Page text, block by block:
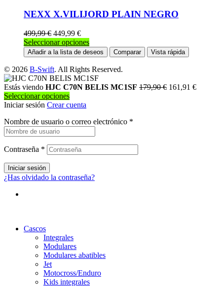
opciones
se
elegir
en
la
de
producto
NEXX X.VILIJORD PLAIN NEGRO
499,99€ 449,99 €
Seleccionar opcionesEste
producto
tiene
múltiples
variantes.
Las
elegir
la
de
Añadir a la lista de deseos Comparar Vista rápida
© 2026 B-Swift. All Rights Reserved.
Estás viendo HJC C70N BELIS MC1SF 179,90€ 161,91 €
Seleccionar opciones
Iniciar sesión Crear cuenta
Nombre de usuario o correo electrónico *
Contraseña *
Iniciar sesión
¿Has olvidado la contraseña?
Cascos
Integrales
Modulares
Modulares abatibles
Jet
Motocross/Enduro
Kids integrales